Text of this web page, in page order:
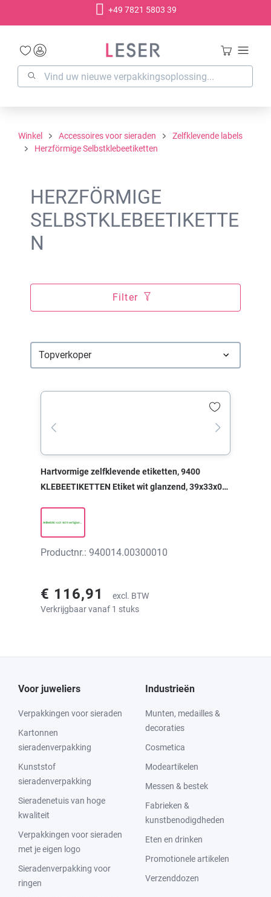
+49 7821 5803 39
Winkel Accessoires voor sieraden
Zelfklevende labels
Herzförmige Selbstklebeetiketten
HERZFÖRMIGE
SELBSTKLEBEETIKETTE
N
Filter
Hartvormige zelfklevende etiketten, 9400
KLEBEETIKETTEN Etiket wit glanzend, 39x33x0
Productnr.: 940014.00300010
€ 116,91
excl. BTW
Verkrijgbaar vanaf 1 stuks
Voor juweliers
Verpakkingen voor sieraden
Kartonnen
sieradenverpakking
Kunststof
sieradenverpakking
Sieradenetuis van hoge
kwaliteit
Verpakkingen voor sieraden
met je eigen logo
Sieradenverpakking voor
ringen
Industrieën
Munten, medailles &
decoraties
Cosmetica
Modeartikelen
Messen & bestek
Fabrieken &
kunstbenodigdheden
Eten en drinken
Promotionele artikelen
Verzenddozen